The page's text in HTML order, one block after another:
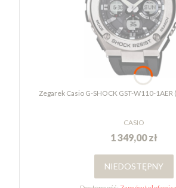
Zegarek Casio G-SHOCK GST-W110-1AER
CASIO
1 349,00 zł
NIEDOSTĘPNY